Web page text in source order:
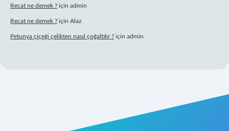
Recat ne demek ? için admin
Recat ne demek ? için Alaz
Petunya çiçeği çelikten nasıl çoğaltılır ? için admin